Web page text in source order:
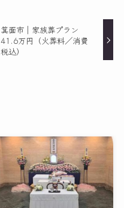
箕面市｜家族葬プラン
41.6万円（火葬料／消費
税込）